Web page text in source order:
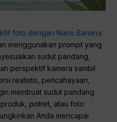
foto dengan Nano Banana
menggunakan prompt yang
sudut pandang,
perspektif kamera sambil
realistis, pencahayaan,
membuat sudut pandang
potret, atau foto
Anda mencapai